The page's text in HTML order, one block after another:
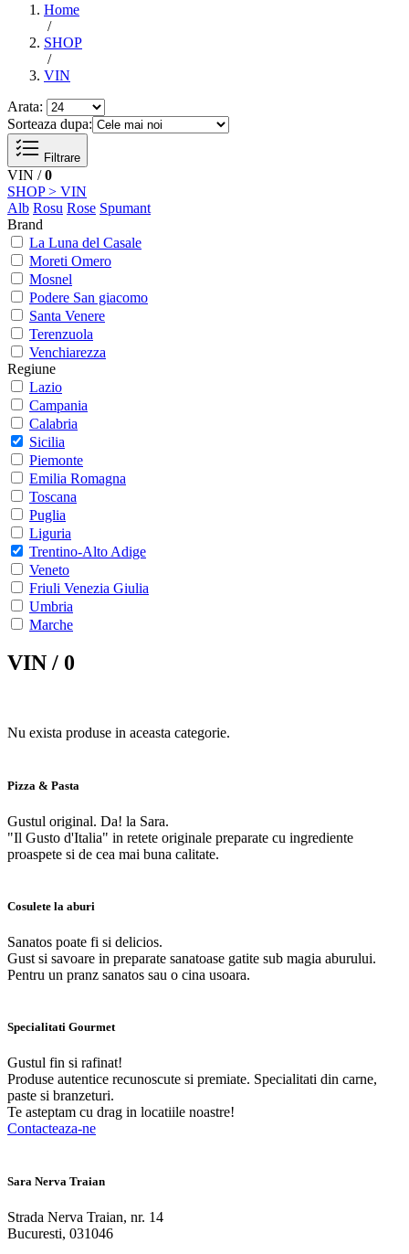
Home
/
SHOP
/
VIN
Arata:
Sorteaza dupa:
Filtrare
VIN /0
SHOP > VIN
Alb Rosu Rose Spumant
Brand
La Luna del Casale
Moreti Omero
Mosnel
Podere San giacomo
Santa Venere
Terenzuola
Venchiarezza
Regiune
Lazio
Campania
Calabria
Sicilia
Piemonte
Emilia Romagna
Toscana
Puglia
Liguria
Trentino-Alto Adige
Veneto
Friuli Venezia Giulia
Umbria
Marche
VIN / 0
Nu exista produse in aceasta categorie.
Pizza & Pasta
Gustul original. Da! la Sara.
"Il Gusto d'Italia" in retete originale preparate cu ingrediente
proaspete si de cea mai buna calitate.
Cosulete la aburi
Sanatos poate fi si delicios.
Gust si savoare in preparate sanatoase gatite sub magia aburului.
Pentru un pranz sanatos sau o cina usoara.
Specialitati Gourmet
Gustul fin si rafinat!
Produse autentice recunoscute si premiate. Specialitati din carne,
paste si branzeturi.
Te asteptam cu drag in locatiile noastre!
Contacteaza-ne
Sara Nerva Traian
Strada Nerva Traian, nr. 14
Bucuresti, 031046